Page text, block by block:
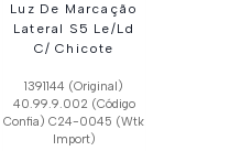
Luz De Marcação
Lateral S5 Le/Ld
C/ Chicote
1391144 (Original)
40.99.9.002 (Código
Confia) C24-0045 (Wtk
Import)